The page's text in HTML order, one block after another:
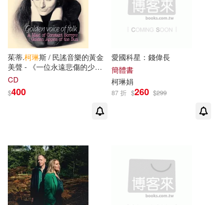
茱蒂.柯琳斯 / 民謠音樂的黃金
美聲 - 《一位永遠悲傷的少
女》與《太陽的金蘋果》雙專
of Folk)
CD
$400
愛國科星：錢偉長
簡體書
柯琳娟
87 折 $260 $299